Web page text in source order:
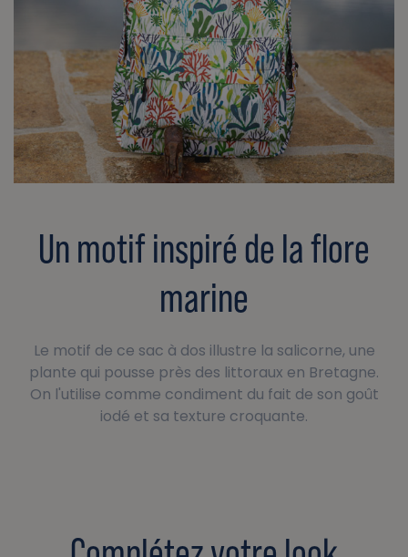
Un motif inspiré de la flore
marine
Le motif de ce sac à dos illustre la salicorne, une
plante qui pousse près des littoraux en Bretagne.
On l'utilise comme condiment du fait de son goût
iodé et sa texture croquante.